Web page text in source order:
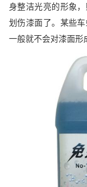
身整洁光亮的形象
划伤漆面了。某些
一般就不会对漆面形